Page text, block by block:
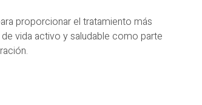
proporcionar el tratamiento más
vida activo y saludable como parte